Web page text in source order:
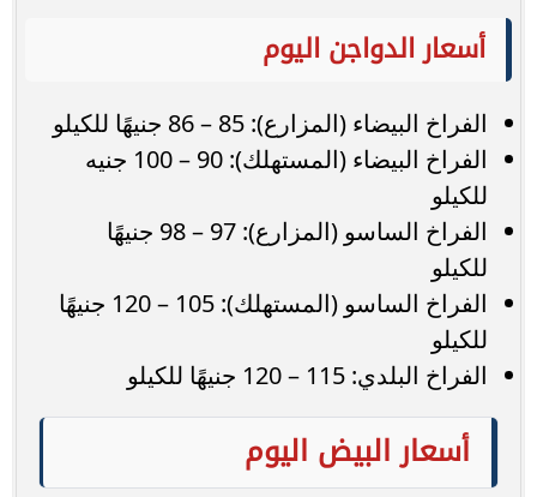
أسعار الدواجن اليوم
الفراخ البيضاء (المزارع): 85 – 86 جنيهًا للكيلو
الفراخ البيضاء (المستهلك): 90 – 100 جنيه
للكيلو
الفراخ الساسو (المزارع): 97 – 98 جنيهًا
للكيلو
الفراخ الساسو (المستهلك): 105 – 120 جنيهًا
للكيلو
الفراخ البلدي: 115 – 120 جنيهًا للكيلو
أسعار البيض اليوم